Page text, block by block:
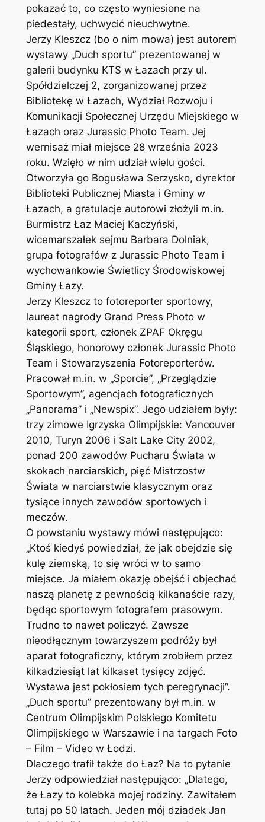
pokazać to, co często wyniesione na
piedestały, uchwycić nieuchwytne.
Jerzy Kleszcz (bo o nim mowa) jest autorem
wystawy „Duch sportu” prezentowanej w
galerii budynku KTS w Łazach przy ul.
Spółdzielczej 2, zorganizowanej przez
Bibliotekę w Łazach, Wydział Rozwoju i
Komunikacji Społecznej Urzędu Miejskiego w
Łazach oraz Jurassic Photo Team. Jej
wernisaż miał miejsce 28 września 2023
roku. Wzięło w nim udział wielu gości.
Otworzyła go Bogusława Serzysko, dyrektor
Biblioteki Publicznej Miasta i Gminy w
Łazach, a gratulacje autorowi złożyli m.in.
Burmistrz Łaz Maciej Kaczyński,
wicemarszałek sejmu Barbara Dolniak,
grupa fotografów z Jurassic Photo Team i
wychowankowie Świetlicy Środowiskowej
Gminy Łazy.
Jerzy Kleszcz to fotoreporter sportowy,
laureat nagrody Grand Press Photo w
kategorii sport, członek ZPAF Okręgu
Śląskiego, honorowy członek Jurassic Photo
Team i Stowarzyszenia Fotoreporterów.
Pracował m.in. w „Sporcie”, „Przeglądzie
Sportowym”, agencjach fotograficznych
„Panorama” i „Newspix”. Jego udziałem były:
trzy zimowe Igrzyska Olimpijskie: Vancouver
2010, Turyn 2006 i Salt Lake City 2002,
ponad 200 zawodów Pucharu Świata w
skokach narciarskich, pięć Mistrzostw
Świata w narciarstwie klasycznym oraz
tysiące innych zawodów sportowych i
meczów.
O powstaniu wystawy mówi następująco:
„Ktoś kiedyś powiedział, że jak obejdzie się
kulę ziemską, to się wróci w to samo
miejsce. Ja miałem okazję obejść i objechać
naszą planetę z pewnością kilkanaście razy,
będąc sportowym fotografem prasowym.
Trudno to nawet policzyć. Zawsze
nieodłącznym towarzyszem podróży był
aparat fotograficzny, którym zrobiłem przez
kilkadziesiąt lat kilkaset tysięcy zdjęć.
Wystawa jest pokłosiem tych peregrynacji”.
„Duch sportu” prezentowany był m.in. w
Centrum Olimpijskim Polskiego Komitetu
Olimpijskiego w Warszawie i na targach Foto
– Film – Video w Łodzi.
Dlaczego trafił także do Łaz? Na to pytanie
Jerzy odpowiedział następująco: „Dlatego,
że Łazy to kolebka mojej rodziny. Zawitałem
tutaj po 50 latach. Jeden mój dziadek Jan